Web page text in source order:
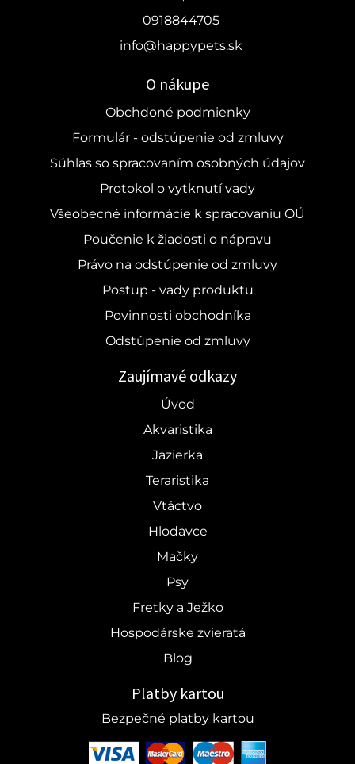
0918844705
info@happypets.sk
O nákupe
Obchdoné podmienky
Formulár - odstúpenie od zmluvy
Súhlas so spracovaním osobných údajov
Protokol o vytknutí vady
Všeobecné informácie k spracovaniu OÚ
Poučenie k žiadosti o nápravu
Právo na odstúpenie od zmluvy
Postup - vady produktu
Povinnosti obchodníka
Odstúpenie od zmluvy
Zaujímavé odkazy
Úvod
Akvaristika
Jazierka
Teraristika
Vtáctvo
Hlodavce
Mačky
Psy
Fretky a Ježko
Hospodárske zvieratá
Blog
Platby kartou
Bezpečné platby kartou